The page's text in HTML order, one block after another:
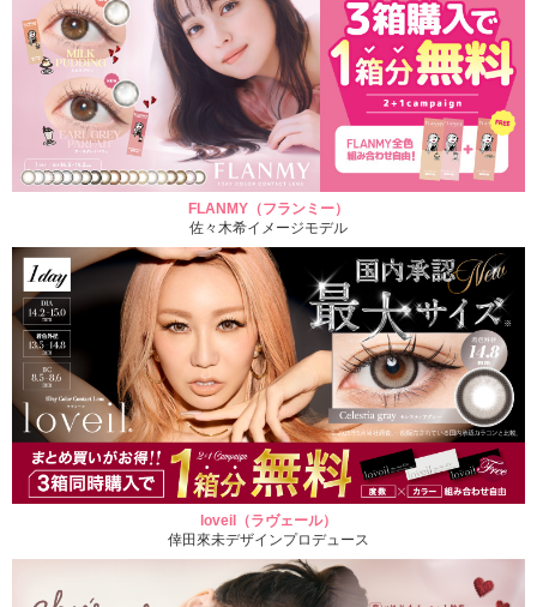
FLANMY（フランミー）
佐々木希イメージモデル
loveil（ラヴェール）
倖田來未デザインプロデュース